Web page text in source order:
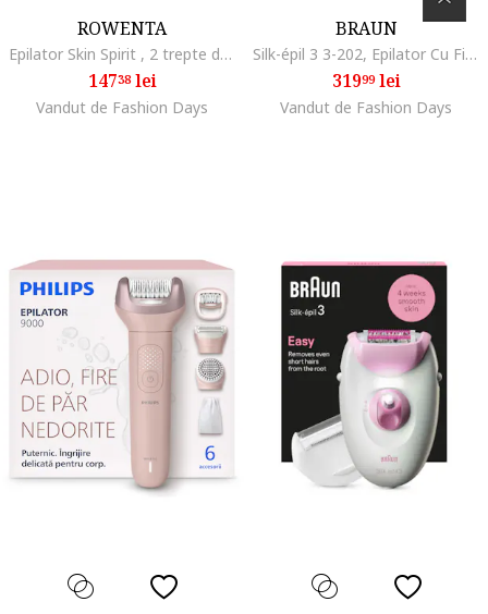
ROWENTA
Epilator Skin Spirit , 2 trepte de viteza, 24 pensete, sistem de ghidare, sistem de masaj cu bile, roz
14738lei
Vandut de Fashion Days
BRAUN
Silk-épil 3 3-202, Epilator Cu Fir, Indepartarea Usoara A Parului, Piele Catifelata De Durata, Include aparat de tuns bikini, Roz
31999lei
Vandut de Fashion Days